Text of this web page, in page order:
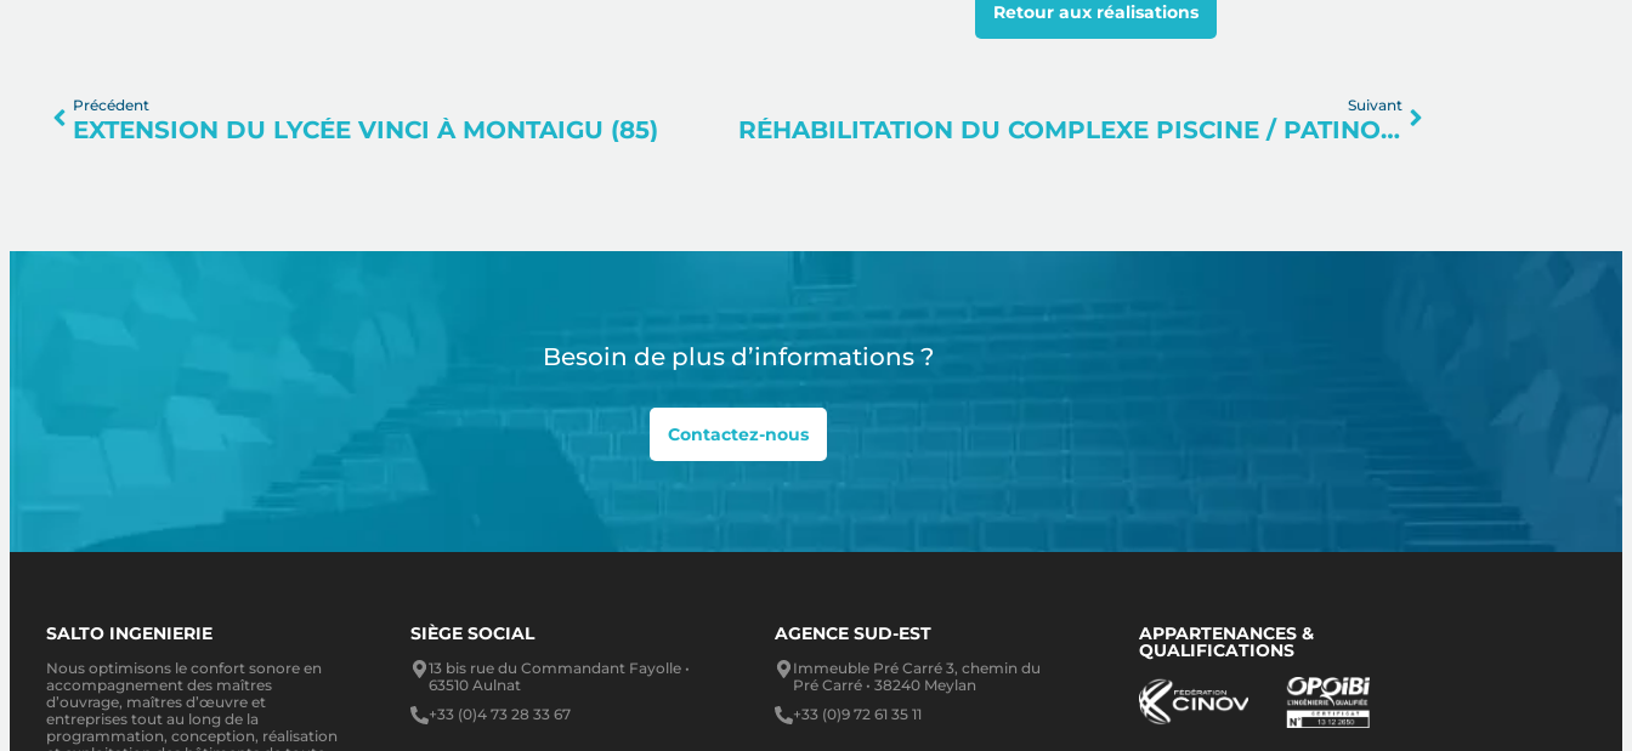
Retour aux réalisations
Précédent
EXTENSION DU LYCÉE VINCI À MONTAIGU (85)
Suivant
RÉHABILITATION DU COMPLEXE PISCINE / PATINOIRE DE SUPER BESSE (63)
Besoin de plus d’informations ?
Contactez-nous
SALTO INGENIERIE
Nous optimisons le confort sonore en
accompagnement des maîtres
d’ouvrage, maîtres d’œuvre et
entreprises tout au long de la
programmation, conception, réalisation
SIÈGE SOCIAL
13 bis rue du Commandant Fayolle •
63510 Aulnat
+33 (0)4 73 28 33 67
AGENCE SUD-EST
Immeuble Pré Carré 3, chemin du
Pré Carré • 38240 Meylan​
+33 (0)9 72 61 35 11
APPARTENANCES &
QUALIFICATIONS